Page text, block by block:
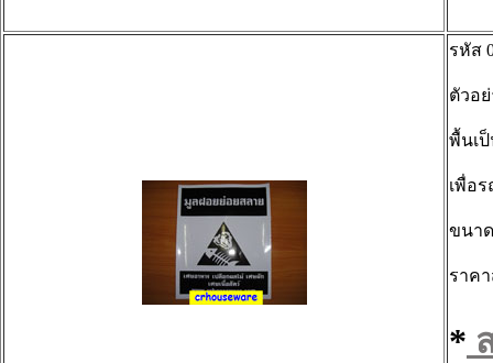
รหัส
ตัวอ
พื้นเ
เพื่อ
ขนาด
ราค
*